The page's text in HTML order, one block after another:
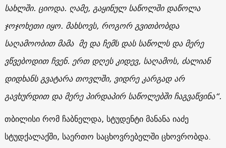
სახლში. ციოდა. ღამე, გაყინულ საწოლში დაწოლა
ჯოჯოხეთი იყო. მახსოვს, როგორ გვითბობდა
საღამოობით მამა მე და ჩემს დას საწოლს და მერე
ვწვებოდით ჩვენ. ერთ დღეს კიდევ, საღამოს, ძალიან
დიდხანს გვატარა თოვლში, ვიდრე კარგად არ
გავხურდით და მერე პირდაპირ საწოლებში ჩაგვაწვინა“.
თბილისი რომ ჩაბნელდა, სტუდენტი მანანა იაძე
სტუდქალაქში, საერთო საცხოვრებელში ცხოვრობდა.